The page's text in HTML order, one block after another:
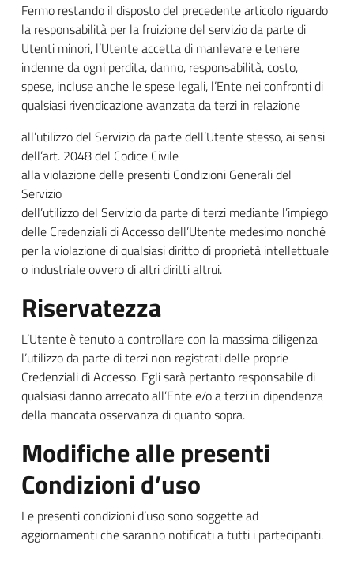
Fermo restando il disposto del precedente articolo riguardo
la responsabilità per la fruizione del servizio da parte di
Utenti minori, l’Utente accetta di manlevare e tenere
indenne da ogni perdita, danno, responsabilità, costo,
spese, incluse anche le spese legali, l’Ente nei confronti di
qualsiasi rivendicazione avanzata da terzi in relazione
all’utilizzo del Servizio da parte dell’Utente stesso, ai sensi
dell’art. 2048 del Codice Civile
alla violazione delle presenti Condizioni Generali del
Servizio
dell’utilizzo del Servizio da parte di terzi mediante l’impiego
delle Credenziali di Accesso dell’Utente medesimo nonché
per la violazione di qualsiasi diritto di proprietà intellettuale
o industriale ovvero di altri diritti altrui.
Riservatezza
L’Utente è tenuto a controllare con la massima diligenza
l’utilizzo da parte di terzi non registrati delle proprie
Credenziali di Accesso. Egli sarà pertanto responsabile di
qualsiasi danno arrecato all’Ente e/o a terzi in dipendenza
della mancata osservanza di quanto sopra.
Modifiche alle presenti
Condizioni d’uso
Le presenti condizioni d’uso sono soggette ad
aggiornamenti che saranno notificati a tutti i partecipanti.